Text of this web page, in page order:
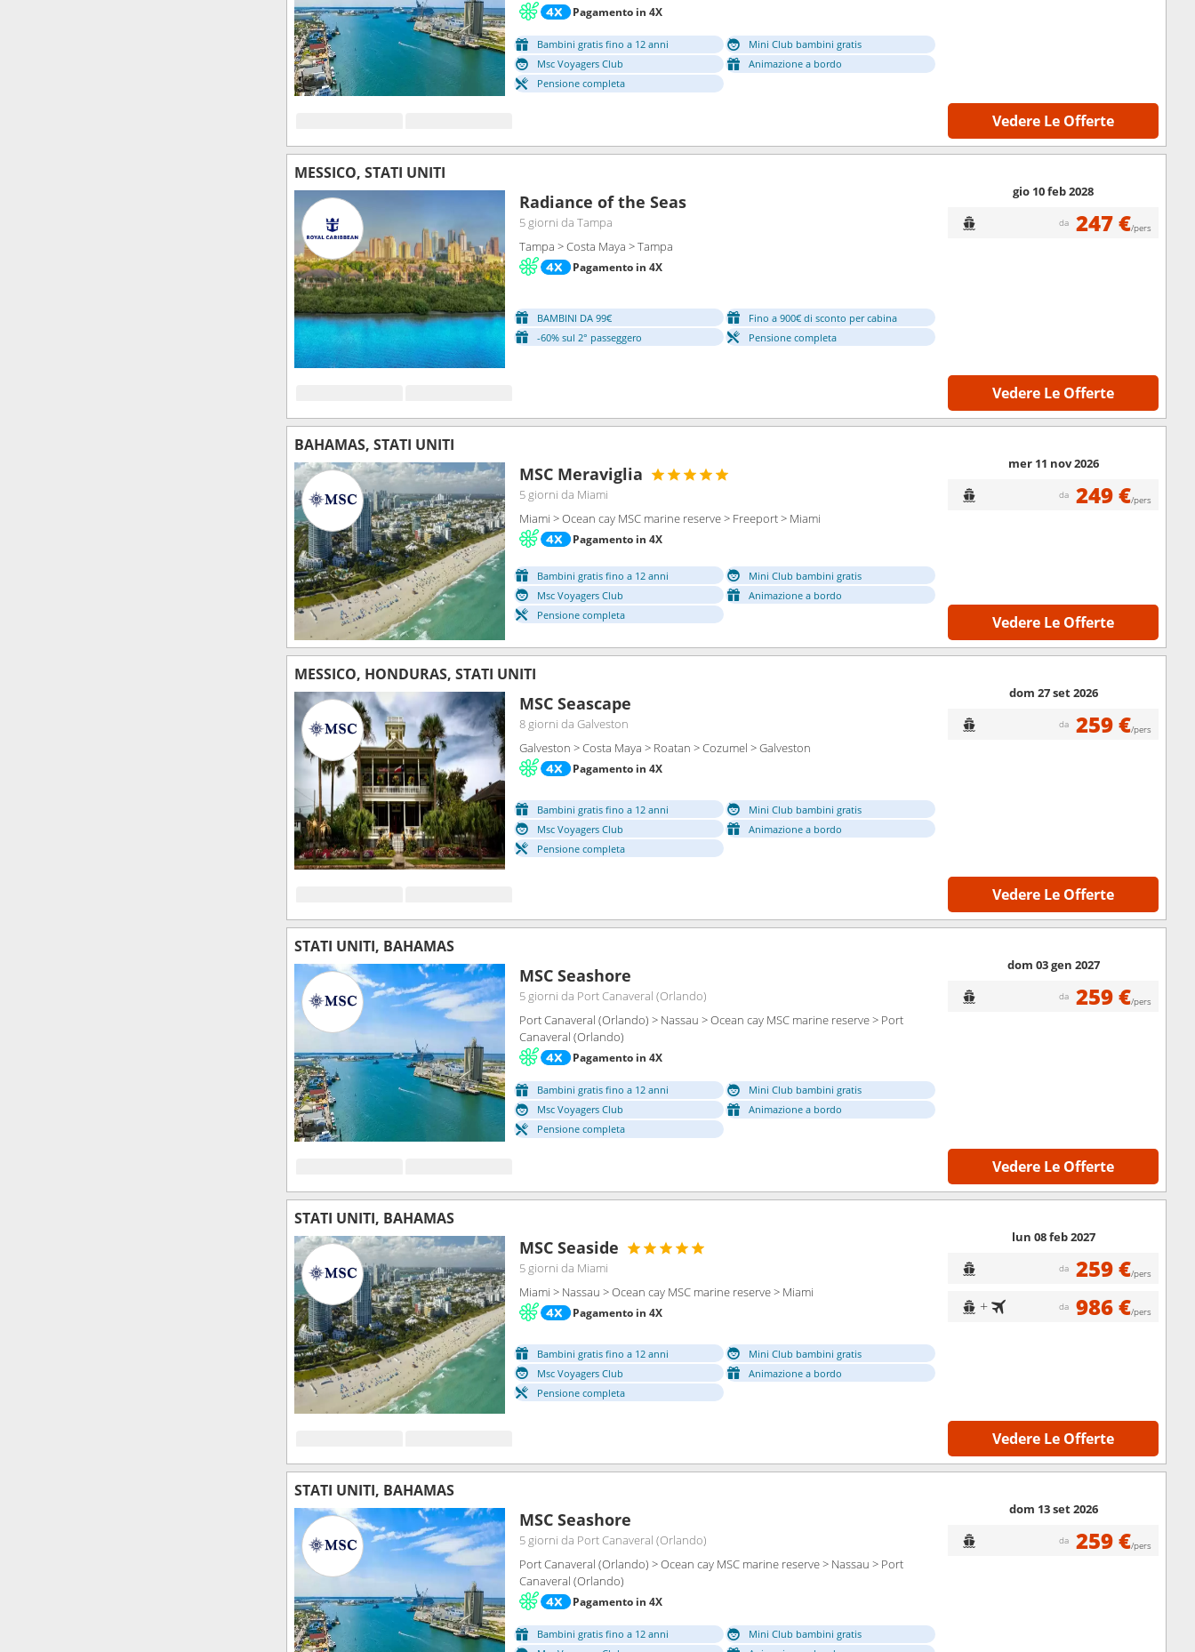
Pagamento in 4X
Bambini gratis fino a 12 anni
Mini Club bambini gratis
Msc Voyagers Club
Animazione a bordo
Pensione completa
Vedere Le Offerte
MESSICO, STATI UNITI
Radiance of the Seas
5 giorni da Tampa
Tampa > Costa Maya > Tampa
Pagamento in 4X
BAMBINI DA 99€
Fino a 900€ di sconto per cabina
-60% sul 2° passeggero
Pensione completa
gio 10 feb 2028
da 247 €/pers
Vedere Le Offerte
BAHAMAS, STATI UNITI
MSC Meraviglia
5 giorni da Miami
Miami > Ocean cay MSC marine reserve > Freeport > Miami
Pagamento in 4X
Bambini gratis fino a 12 anni
Mini Club bambini gratis
Msc Voyagers Club
Animazione a bordo
Pensione completa
mer 11 nov 2026
da 249 €/pers
Vedere Le Offerte
MESSICO, HONDURAS, STATI UNITI
MSC Seascape
8 giorni da Galveston
Galveston > Costa Maya > Roatan > Cozumel > Galveston
Pagamento in 4X
Bambini gratis fino a 12 anni
Mini Club bambini gratis
Msc Voyagers Club
Animazione a bordo
Pensione completa
dom 27 set 2026
da 259 €/pers
Vedere Le Offerte
STATI UNITI, BAHAMAS
MSC Seashore
5 giorni da Port Canaveral (Orlando)
Port Canaveral (Orlando) > Nassau > Ocean cay MSC marine reserve > Port
Canaveral (Orlando)
Pagamento in 4X
Bambini gratis fino a 12 anni
Mini Club bambini gratis
Msc Voyagers Club
Animazione a bordo
Pensione completa
dom 03 gen 2027
da 259 €/pers
Vedere Le Offerte
STATI UNITI, BAHAMAS
MSC Seaside
5 giorni da Miami
Miami > Nassau > Ocean cay MSC marine reserve > Miami
Pagamento in 4X
Bambini gratis fino a 12 anni
Mini Club bambini gratis
Msc Voyagers Club
Animazione a bordo
Pensione completa
lun 08 feb 2027
da 259 €/pers
+ da 986 €/pers
Vedere Le Offerte
STATI UNITI, BAHAMAS
MSC Seashore
5 giorni da Port Canaveral (Orlando)
Port Canaveral (Orlando) > Ocean cay MSC marine reserve > Nassau > Port
Canaveral (Orlando)
Pagamento in 4X
Bambini gratis fino a 12 anni
Mini Club bambini gratis
dom 13 set 2026
da 259 €/pers